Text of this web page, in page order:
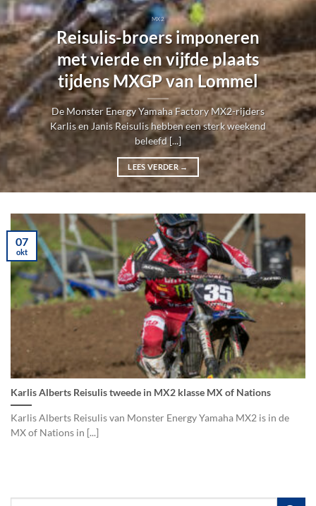
MX2
Reisulis-broers imponeren
met vierde en vijfde plaats
tijdens MXGP van Lommel
De Monster Energy Yamaha Factory MX2-rijders
Karlis en Janis Reisulis hebben een sterk weekend
beleefd [...]
LEES VERDER→
Karlis Alberts Reisulis tweede in MX2 klasse MX of Nations
Karlis Alberts Reisulis van Monster Energy Yamaha MX2 is in de
MX of Nations in [...]
07
okt